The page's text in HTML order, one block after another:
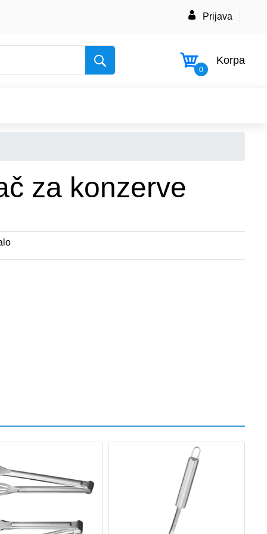
Prijava
0
Korpa
za konzerve